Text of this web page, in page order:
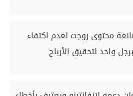
محتوى روجت لعدم اكتفاء
واحد لتحقيق الأرباح